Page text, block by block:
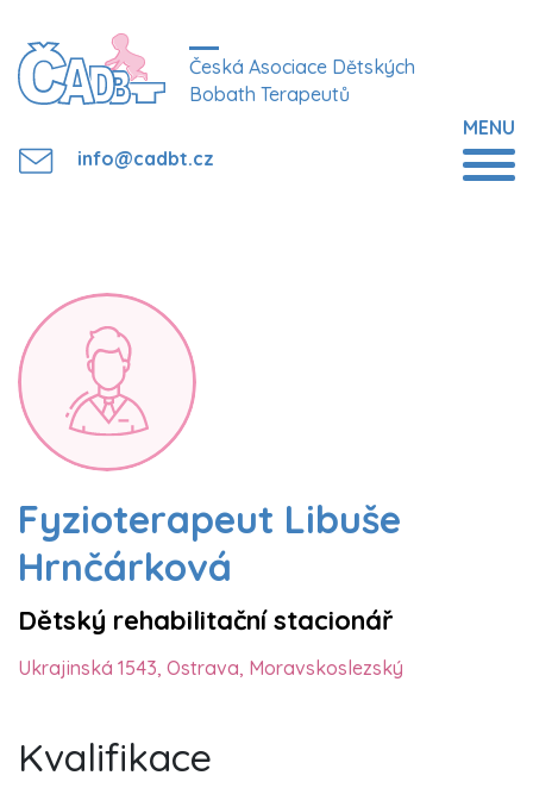
Česká Asociace Dětských
Bobath Terapeutů
info@cadbt.cz
MENU
Fyzioterapeut Libuše
Hrnčárková
Dětský rehabilitační stacionář
Ukrajinská 1543, Ostrava, Moravskoslezský
Kvalifikace